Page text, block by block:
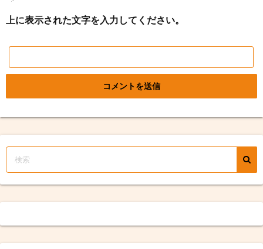
上に表示された文字を入力してください。